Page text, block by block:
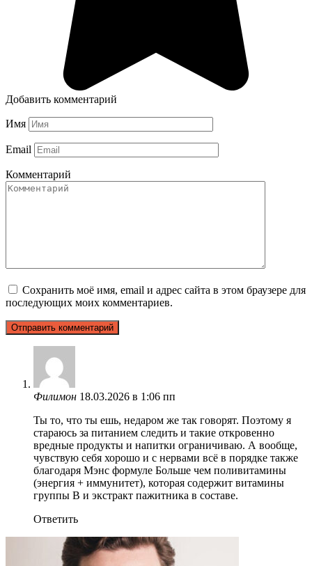
Добавить комментарий
Имя
Email
Комментарий
Сохранить моё имя, email и адрес сайта в этом браузере для
последующих моих комментариев.
Филимон 18.03.2026 в 1:06 пп
Ты то, что ты ешь, недаром же так говорят. Поэтому я
стараюсь за питанием следить и такие откровенно
вредные продукты и напитки ограничиваю. А вообще,
чувствую себя хорошо и с нервами всё в порядке также
благодаря Мэнс формуле Больше чем поливитамины
(энергия + иммунитет), которая содержит витамины
группы B и экстракт пажитника в составе.
Ответить